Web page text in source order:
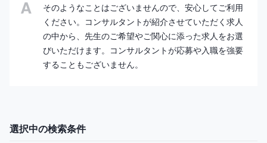
そのようなことはございませんので、安心してご利用
ください。コンサルタントが紹介させていただく求人
の中から、先生のご希望やご関心に添った求人をお選
びいただけます。コンサルタントが応募や入職を強要
することもございません。
選択中の検索条件